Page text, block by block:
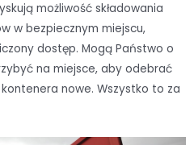
możliwość składowania
w bezpiecznym miejscu,
dostęp. Mogą Państwo o
na miejsce, aby odebrać
nowe. Wszystko to za